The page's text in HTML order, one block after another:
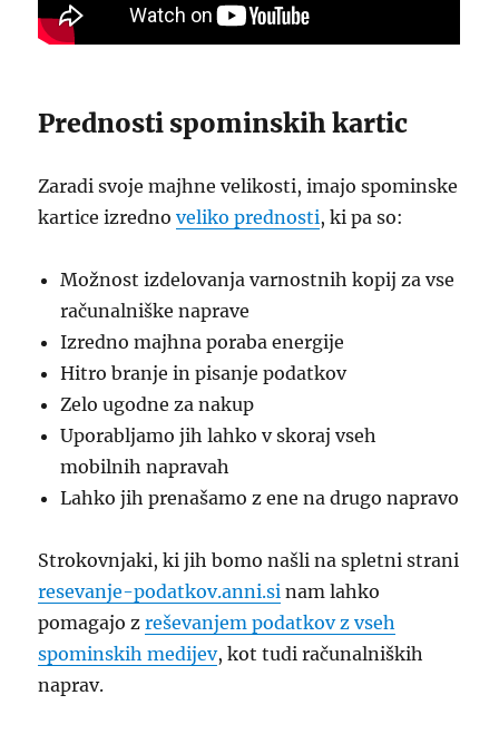
Prednosti spominskih kartic
Zaradi svoje majhne velikosti, imajo spominske
kartice izrednoveliko prednosti, ki pa so:
Možnost izdelovanja varnostnih kopij za vse
računalniške naprave
Izredno majhna poraba energije
Hitro branje in pisanje podatkov
Zelo ugodne za nakup
Uporabljamo jih lahko v skoraj vseh
mobilnih napravah
Lahko jih prenašamo z ene na drugo napravo
Strokovnjaki, ki jih bomo našli na spletni strani
resevanje-podatkov.anni.si nam lahko
pomagajo zreševanjem podatkov z vseh
spominskih medijev, kot tudi računalniških
naprav.